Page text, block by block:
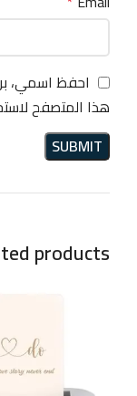
احفظ اسمي،
هذا المتصفح
products